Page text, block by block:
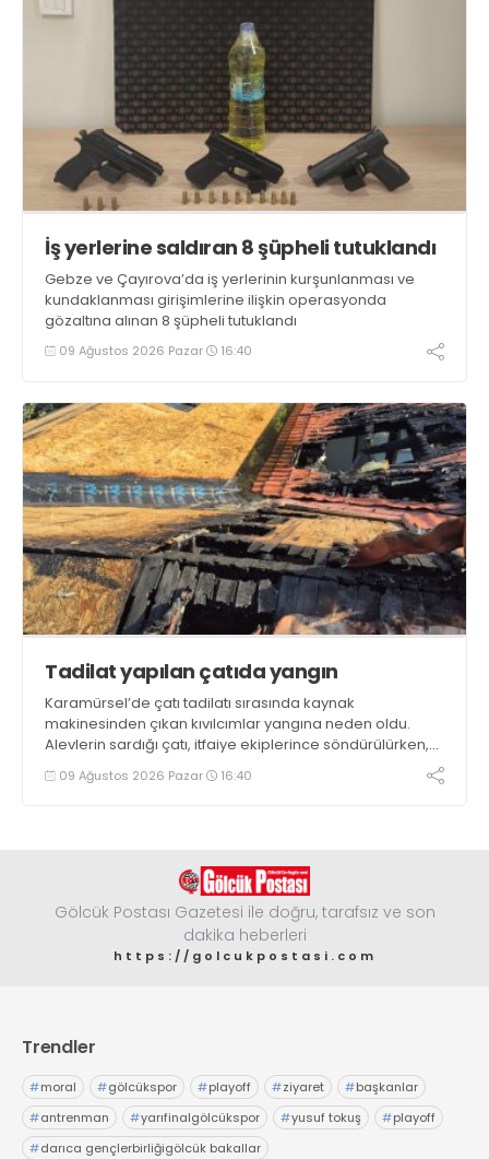
İş yerlerine saldıran 8 şüpheli tutuklandı
Gebze ve Çayırova’da iş yerlerinin kurşunlanması ve
kundaklanması girişimlerine ilişkin operasyonda
gözaltına alınan 8 şüpheli tutuklandı
09 Ağustos 2026 Pazar 16:40
Tadilat yapılan çatıda yangın
Karamürsel’de çatı tadilatı sırasında kaynak
makinesinden çıkan kıvılcımlar yangına neden oldu.
Alevlerin sardığı çatı, itfaiye ekiplerince söndürülürken,
evde hasar meydana geldi
09 Ağustos 2026 Pazar 16:40
Gölcük Postası Gazetesi ile doğru, tarafsız ve son
dakika heberleri
https://golcukpostasi.com
Trendler
#moral #gölcükspor #playoff #ziyaret #başkanlar
#antrenman #yarıfinalgölcükspor #yusuf tokuş #playoff
#darıca gençlerbirliğigölcük bakallar